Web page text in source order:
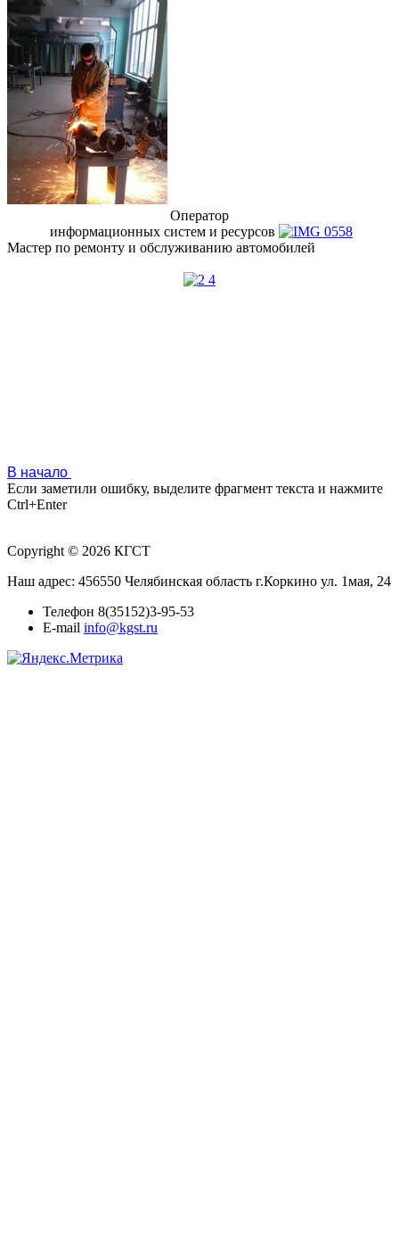
Оператор
информационных систем и ресурсов
Мастер по ремонту и обслуживанию автомобилей
В начало
Если заметили ошибку, выделите фрагмент текста и нажмите
Ctrl+Enter
Copyright © 2026 КГСТ
Наш адрес: 456550 Челябинская область г.Коркино ул. 1мая, 24
Телефон 8(35152)3-95-53
E-mail info@kgst.ru